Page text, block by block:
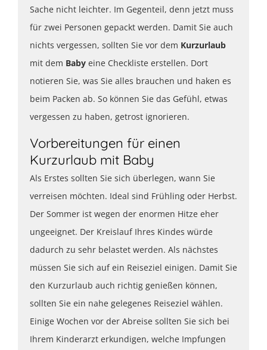
Sache nicht leichter. Im Gegenteil, denn jetzt muss
für zwei Personen gepackt werden. Damit Sie auch
nichts vergessen, sollten Sie vor dem Kurzurlaub
mit dem Baby eine Checkliste erstellen. Dort
notieren Sie, was Sie alles brauchen und haken es
beim Packen ab. So können Sie das Gefühl, etwas
vergessen zu haben, getrost ignorieren.
Vorbereitungen für einen
Kurzurlaub mit Baby
Als Erstes sollten Sie sich überlegen, wann Sie
verreisen möchten. Ideal sind Frühling oder Herbst.
Der Sommer ist wegen der enormen Hitze eher
ungeeignet. Der Kreislauf Ihres Kindes würde
dadurch zu sehr belastet werden. Als nächstes
müssen Sie sich auf ein Reiseziel einigen. Damit Sie
den Kurzurlaub auch richtig genießen können,
sollten Sie ein nahe gelegenes Reiseziel wählen.
Einige Wochen vor der Abreise sollten Sie sich bei
Ihrem Kinderarzt erkundigen, welche Impfungen